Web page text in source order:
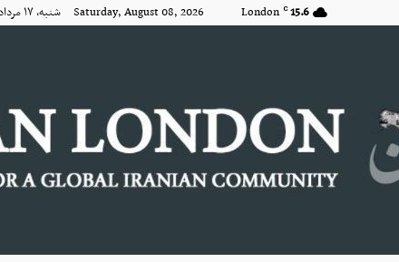
15.6
C
London Saturday, August 08, 2026 شنبه, ۱۷ مرداد ۱۴۰۵